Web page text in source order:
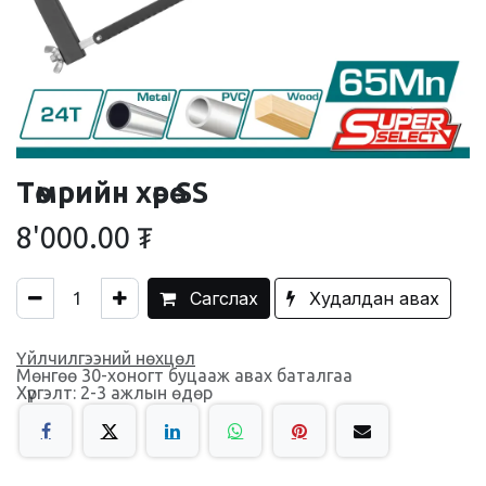
Төмрийн хөрөө SS
8'000.00 ₮
Сагслах Худалдан авах
Үйлчилгээний нөхцөл
Мөнгөө 30-хоногт буцааж авах баталгаа
Хүргэлт: 2-3 ажлын өдөр